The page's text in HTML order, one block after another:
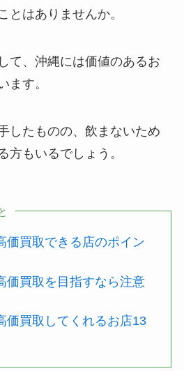
とはありませんか。
て、沖縄には価値のあるお
ます。
したものの、飲まないため
方もいるでしょう。
価買取できる店のポイン
価買取を目指すなら注意
価買取してくれるお店13